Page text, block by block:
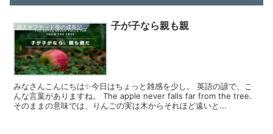
成人ギフテッド母の成長記録 子が子なら親も親
みなさんこんにちは✨今日はちょっと雑感を少し。 英語の諺で、こ
んな言葉がありますね。 The apple never falls far from the tree.
そのままの意味では、りんごの実は木からそれほど遠いと...